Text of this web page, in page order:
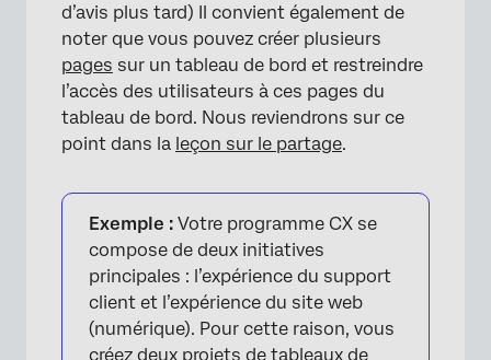
d’avis plus tard) Il convient également de
noter que vous pouvez créer plusieurs
pages sur un tableau de bord et restreindre
l’accès des utilisateurs à ces pages du
tableau de bord. Nous reviendrons sur ce
point dans la leçon sur le partage.
Exemple : Votre programme CX se
compose de deux initiatives
principales : l’expérience du support
client et l’expérience du site web
(numérique). Pour cette raison, vous
créez deux projets de tableaux de